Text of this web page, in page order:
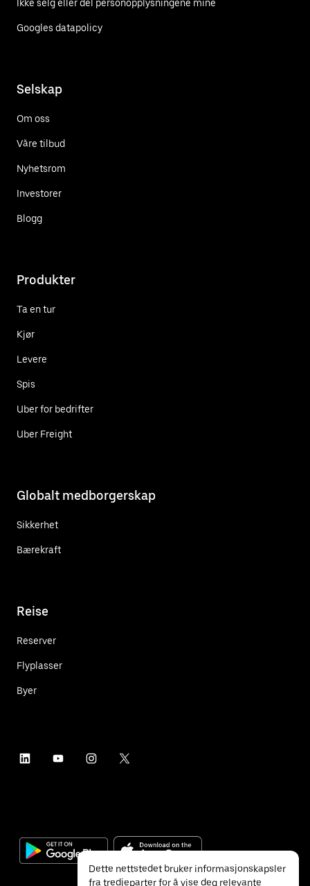
Ikke selg eller del personopplysningene mine
Googles datapolicy
Selskap
Om oss
Våre tilbud
Nyhetsrom
Investorer
Blogg
Produkter
Ta en tur
Kjør
Levere
Spis
Uber for bedrifter
Uber Freight
Globalt medborgerskap
Sikkerhet
Bærekraft
Reise
Reserver
Flyplasser
Byer
Dette nettstedet bruker informasjonskapsler
fra tredjeparter for å vise deg relevante